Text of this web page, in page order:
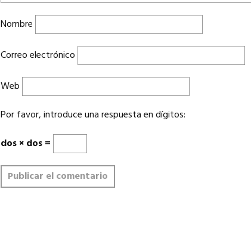
Nombre
Correo electrónico
Web
Por favor, introduce una respuesta en dígitos:
dos × dos =